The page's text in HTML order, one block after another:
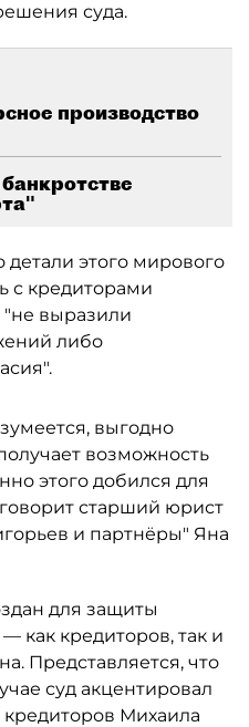
суда.
производство
этого мирового
с кредиторами
выразили
либо
выгодно
возможность
этого добился для
старший юрист
и партнёры" Яна
для защиты
как кредиторов, так и
Представляется, что
суд акцентировал
Михаила